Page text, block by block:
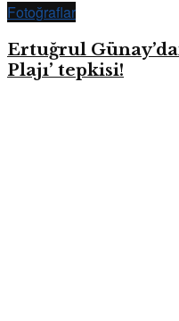
Fotoğraflar
Ertuğrul
Plajı’ tepkisi!